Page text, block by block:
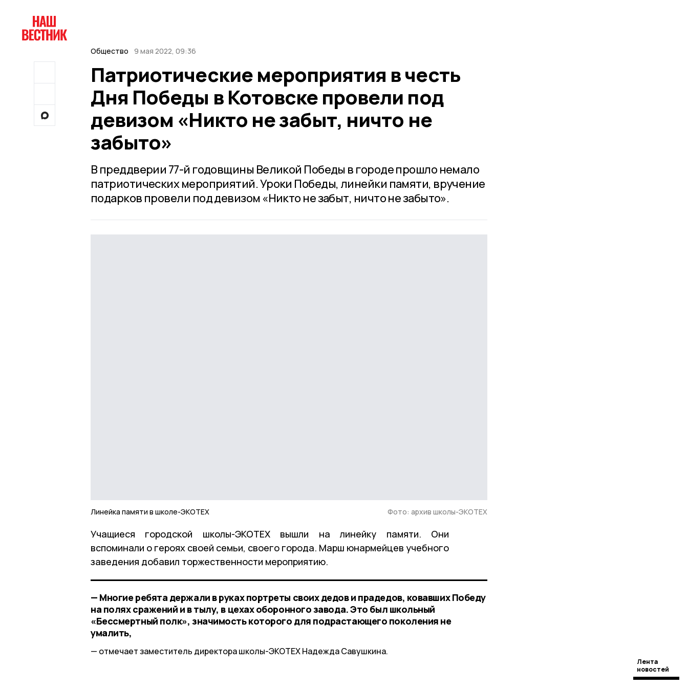
Лента
новостей
Общество 9 мая 2022, 09:36
Патриотические мероприятия в честь
Дня Победы в Котовске провели под
девизом «Никто не забыт, ничто не
забыто»
В преддверии 77-й годовщины Великой Победы в городе прошло немало
патриотических мероприятий. Уроки Победы, линейки памяти, вручение
подарков провели под девизом «Никто не забыт, ничто не забыто».
Линейка памяти в школе-ЭКОТЕХ Фото: архив школы-ЭКОТЕХ
Учащиеся городской школы-ЭКОТЕХ вышли на линейку памяти. Они
вспоминали о героях своей семьи, своего города. Марш юнармейцев учебного
заведения добавил торжественности мероприятию.
— Многие ребята держали в руках портреты своих дедов и прадедов, ковавших Победу
на полях сражений и в тылу, в цехах оборонного завода. Это был школьный
«Бессмертный полк», значимость которого для подрастающего поколения не
умалить,
отмечает заместитель директора школы-ЭКОТЕХ Надежда Савушкина.